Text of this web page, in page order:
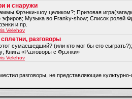
и снаружи
Фрэнки-шоу целиком?; Призовая
эфиров; Музыка во Franky-show; Список ролей
и пр.
Velehov
разговоры
сумасшедший? (или кто мог бы его
Книга «Разговоры с Фрэнки»
Velehov
разговоры, не представляющие культурно-